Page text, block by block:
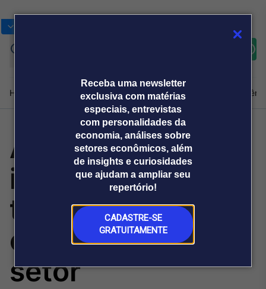
Receba uma newsletter
exclusiva com matérias
especiais, entrevistas
com personalidades da
economia, análises sobre
setores econômicos, além
de insights e curiosidades
que ajudam a ampliar seu
repertório!
CADASTRE-SE
GRATUITAMENTE
Home Produtos e soluçõesNotíciasBlogWeekend
Broadcast
Broadcast+
O mercado
financeiro em
tempo real
Broadcast
Sobre nós Releases Broadcast
Prêmio Broadcast
Analistas
Prêmio Broadcast
Empresas
Agências de
comunicação
Releases
Agro 5.0
impulsiona
tecnologia e
estratégia no
setor